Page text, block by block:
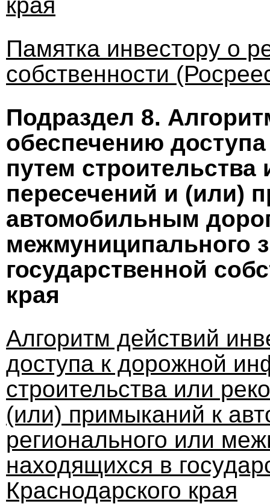
Памятка инвестору о
собственности
Подраздел 8.
обеспечению
путем строительства
пересечений и (или)
автомобильным
межмуниципального
государственной
края
Алгоритм действий
доступа к дорожной
строительства или
(или) примыканий к
регионального или
находящихся в
Краснодарского края